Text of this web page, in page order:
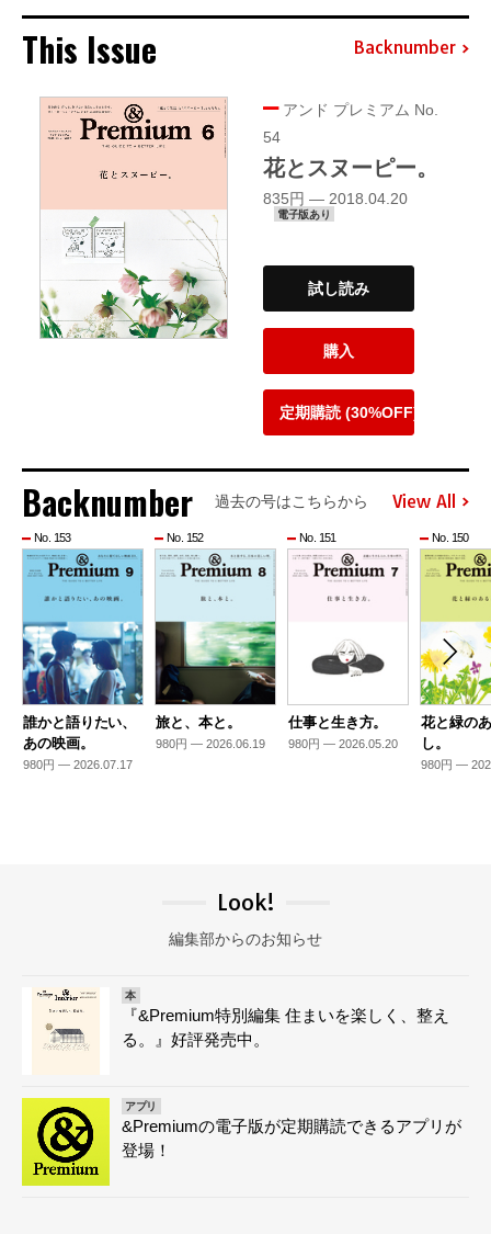
This Issue Backnumber
アンド プレミアム No.
54
花とスヌーピー。
835円 — 2018.04.20
電子版あり
試し読み
購入
定期購読 (30%OFF)
Backnumber 過去の号はこちらから View All
No. 153
誰かと語りたい、
あの映画。
980円 — 2026.07.17
No. 152
旅と、本と。
980円 — 2026.06.19
No. 151
仕事と生き方。
980円 — 2026.05.20
No. 150
花と緑の
し。
980円 —
Look!
編集部からのお知らせ
本
『&Premium特別編集 住まいを楽しく、整え
る。』好評発売中。
アプリ
&Premiumの電子版が定期購読できるアプリが
登場！